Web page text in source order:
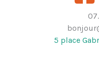
5 place